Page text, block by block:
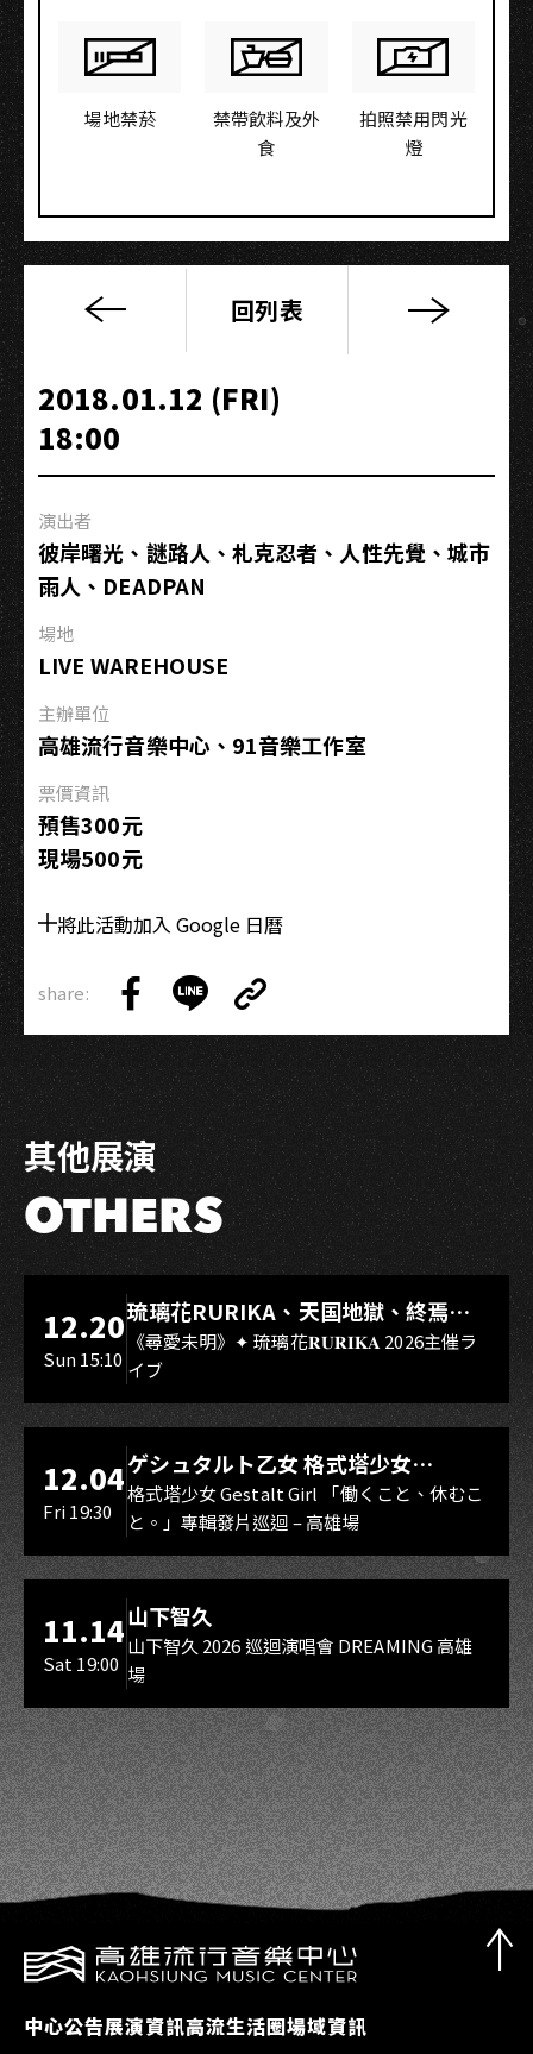
場地禁菸
禁帶飲料及外
食
拍照禁用閃光
燈
I
Us
╳
脆
弱
組
我
想
做
做
回列表
2018.01.12 (FRI)
18:00
演出者
彼岸曙光、謎路人、札克忍者、人性先覺、城市
雨人、DEADPAN
場地
LIVE WAREHOUSE
主辦單位
高雄流行音樂中心、91音樂工作室
票價資訊
預售300元
現場500元
將此活動加入 Google 日曆
share:
on
Facebook
on
LINE
Link
Copy
Link
其他展演
OTHERS
LIVE WAREHOUSE 小庫
12.20
Sun 15:10
琉璃花RURIKA、天国地獄、終焉
Rebirth、DUALIA、無我夢中、花奏
スマイル（O.A.）
《尋愛未明》✦ 琉璃花𝐑𝐔𝐑𝐈𝐊𝐀 2026主催ラ
イブ
LIVE WAREHOUSE 小庫
12.04
Fri 19:30
ゲシュタルト乙女 格式塔少女
Gestalt Girl
格式塔少女 Gestalt Girl 「働くこと、休むこ
と。」專輯發片巡迴 – 高雄場
11.14
Sat 19:00
山下智久
山下智久 2026 巡迴演唱會 DREAMING 高雄
場
中心公告展演資訊高流生活圈場域資訊